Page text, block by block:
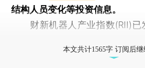
结构人员变化等投资信息。
财新机器人产业指数(RII)已
本文共计1565字 订阅后